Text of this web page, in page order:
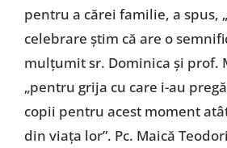
pentru a cărei familie, a spus,
celebrare știm că are o
mulțumit sr. Dominica și prof.
„pentru grija cu care i-au
copii pentru acest moment
din viața lor”. Pc. Maică